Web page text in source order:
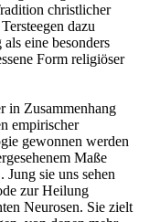
christlicher
dazu
eine besonders
Form religiöser
in Zusammenhang
empirischer
gewonnen werden
Maße
sie uns sehen
zur Heilung
Neurosen. Sie zielt